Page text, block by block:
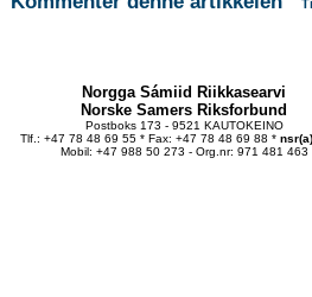
Norgga Sámiid Riikkasearvi
Norske Samers Riksforbund
Postboks 173 - 9521 KAUTOKEINO
Tlf.: +47 78 48 69 55 * Fax: +47 78 48 69 88 *
Mobil: +47 988 50 273 - Org.nr: 971 481 463